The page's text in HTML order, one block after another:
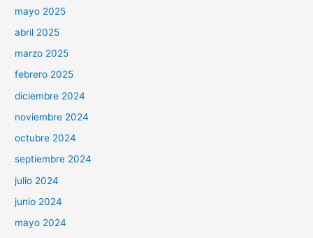
mayo 2025
abril 2025
marzo 2025
febrero 2025
diciembre 2024
noviembre 2024
octubre 2024
septiembre 2024
julio 2024
junio 2024
mayo 2024